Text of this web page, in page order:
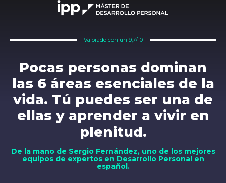
Valorado con un 9,7/10
Pocas personas dominan
las 6 áreas esenciales de la
vida. Tú puedes ser una de
ellas y aprender a vivir en
plenitud.
De la mano de Sergio Fernández, uno de los mejores
equipos de expertos en Desarrollo Personal en
español.